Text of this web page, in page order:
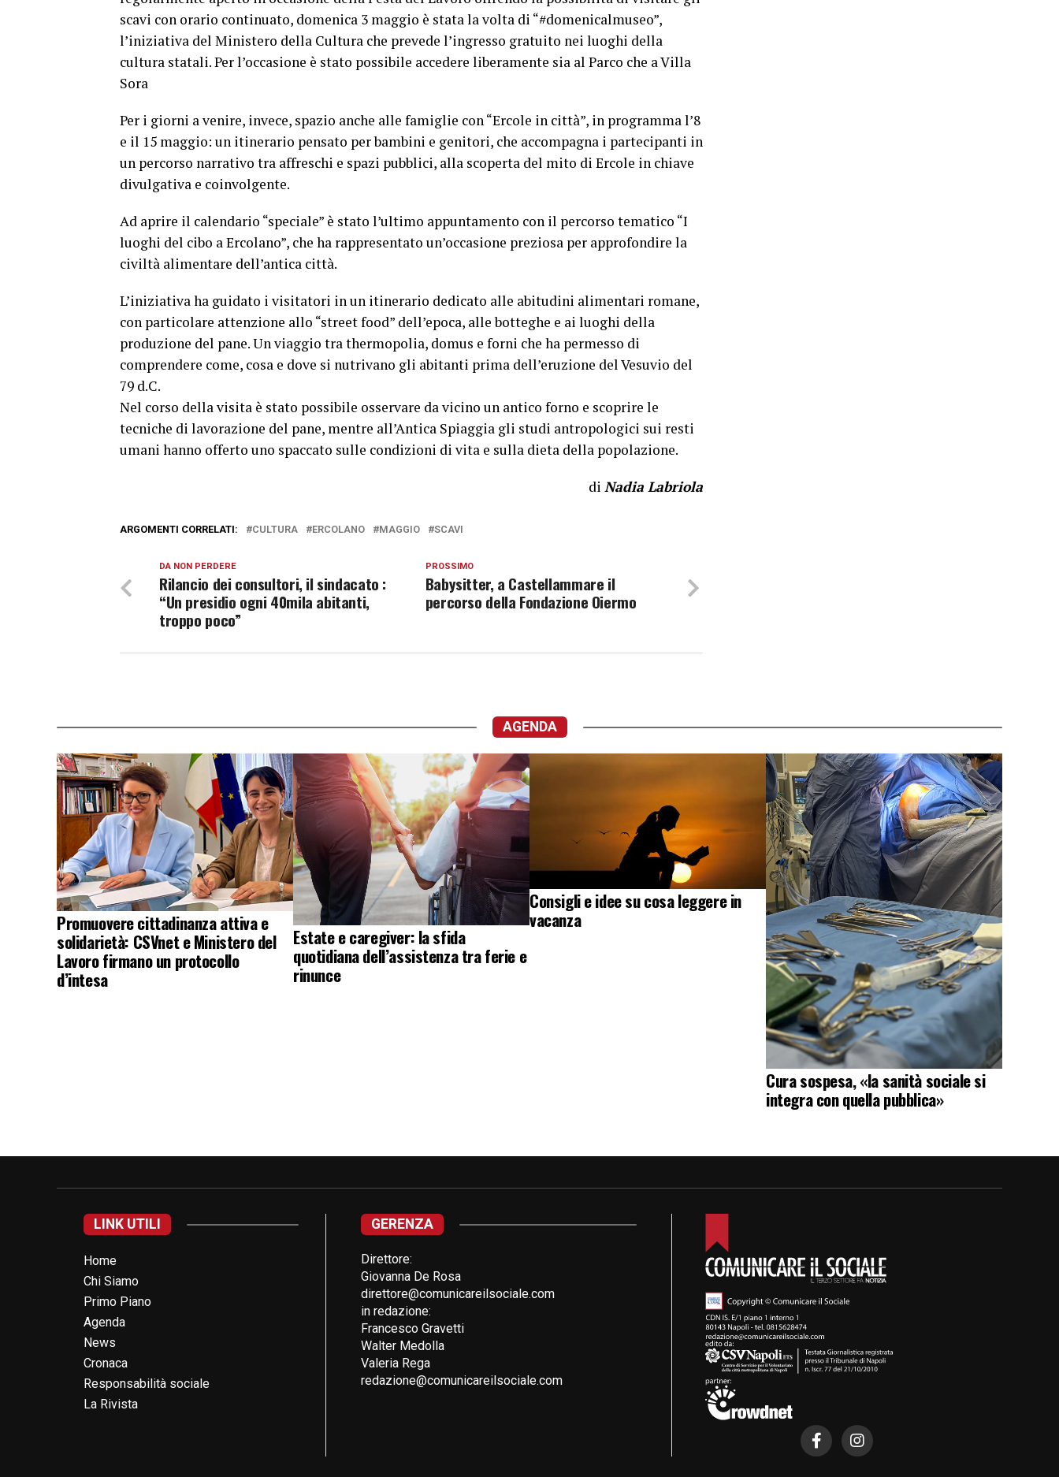
scavi con orario continuato, domenica 3 maggio è stata la volta di “#domenicalmuseo”,
l’iniziativa del Ministero della Cultura che prevede l’ingresso gratuito nei luoghi della
cultura statali. Per l’occasione è stato possibile accedere liberamente sia al Parco che a Villa
Sora
Per i giorni a venire, invece, spazio anche alle famiglie con “Ercole in città”, in programma l’8
e il 15 maggio: un itinerario pensato per bambini e genitori, che accompagna i partecipanti in
un percorso narrativo tra affreschi e spazi pubblici, alla scoperta del mito di Ercole in chiave
divulgativa e coinvolgente.
Ad aprire il calendario “speciale” è stato l’ultimo appuntamento con il percorso tematico “I
luoghi del cibo a Ercolano”, che ha rappresentato un’occasione preziosa per approfondire la
civiltà alimentare dell’antica città.
L’iniziativa ha guidato i visitatori in un itinerario dedicato alle abitudini alimentari romane,
con particolare attenzione allo “street food” dell’epoca, alle botteghe e ai luoghi della
produzione del pane. Un viaggio tra thermopolia, domus e forni che ha permesso di
comprendere come, cosa e dove si nutrivano gli abitanti prima dell’eruzione del Vesuvio del
79 d.C.
Nel corso della visita è stato possibile osservare da vicino un antico forno e scoprire le
tecniche di lavorazione del pane, mentre all’Antica Spiaggia gli studi antropologici sui resti
umani hanno offerto uno spaccato sulle condizioni di vita e sulla dieta della popolazione.
di Nadia Labriola
ARGOMENTI CORRELATI: CULTURA ERCOLANO MAGGIO SCAVI
PROSSIMO
Babysitter, a Castellammare il
percorso della Fondazione Oiermo
DA NON PERDERE
Rilancio dei consultori, il sindacato :
“Un presidio ogni 40mila abitanti,
troppo poco”
AGENDA
Promuovere cittadinanza attiva e
solidarietà: CSVnet e Ministero del
Lavoro firmano un protocollo
d’intesa
Estate e caregiver: la sfida
quotidiana dell’assistenza tra ferie e
rinunce
Consigli e idee su cosa leggere in
vacanza
Cura sospesa, «la sanità sociale si
integra con quella pubblica»
LINK UTILI
Home
Chi Siamo
Primo Piano
Agenda
News
Cronaca
Responsabilità sociale
La Rivista
GERENZA
Direttore:
Giovanna De Rosa
direttore@comunicareilsociale.com
in redazione:
Francesco Gravetti
Walter Medolla
Valeria Rega
redazione@comunicareilsociale.com